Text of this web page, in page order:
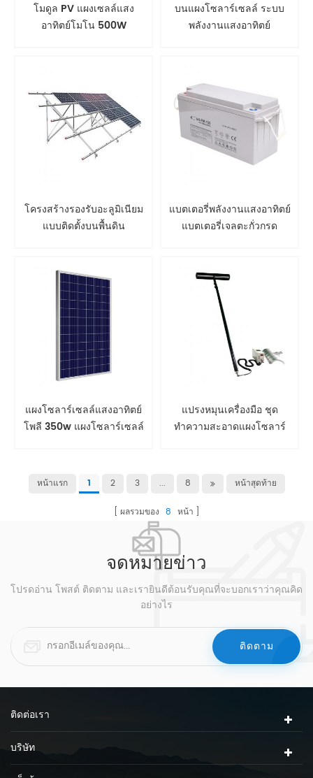
โมดูล PV แผงเซลล์แสง
อาทิตย์โมโน 500W
บนแผงโซลาร์เซลล์ ระบบ
พลังงานแสงอาทิตย์
โครงสร้างรองรับอะลูมิเนียม
แบบติดตั้งบนพื้นดิน
แบตเตอรี่พลังงานแสงอาทิตย์
แบตเตอรี่เจลตะกั่วกรด
แผงโซลาร์เซลล์แสงอาทิตย์
โพลี 350w แผงโซลาร์เซลล์
แปรงหมุนเครื่องมือ ชุด
ทำความสะอาดแผงโซลาร์
หน้าแรก 1 2 3 ... 8 หน้าสุดท้าย
ผลรวมของ 8 หน้า
จดหมายข่าว
โปรดอ่าน โพสต์ ติดตาม และเรายินดีต้อนรับคุณที่จะบอกเราว่าคุณคิด
อย่างไร
ติดต่อเรา
บริษัท